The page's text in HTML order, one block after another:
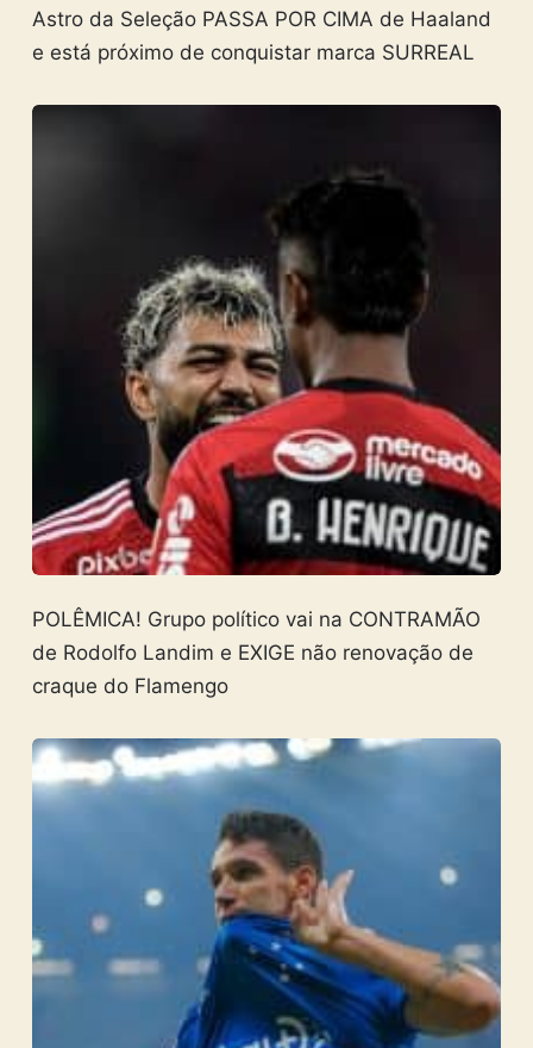
Astro da Seleção PASSA POR CIMA de Haaland
e está próximo de conquistar marca SURREAL
POLÊMICA! Grupo político vai na CONTRAMÃO
de Rodolfo Landim e EXIGE não renovação de
craque do Flamengo